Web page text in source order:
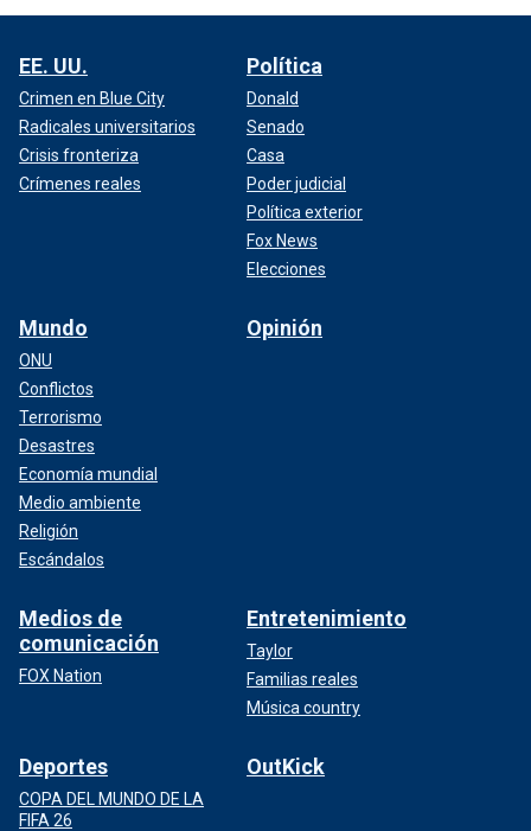
EE. UU.
Crimen en Blue City
Radicales universitarios
Crisis fronteriza
Crímenes reales
Política
Donald
Senado
Casa
Poder judicial
Política exterior
Fox News
Elecciones
Mundo
ONU
Conflictos
Terrorismo
Desastres
Economía mundial
Medio ambiente
Religión
Escándalos
Opinión
Medios de
comunicación
FOX Nation
Entretenimiento
Taylor
Familias reales
Música country
Deportes
COPA DEL MUNDO DE LA
FIFA 26
OutKick